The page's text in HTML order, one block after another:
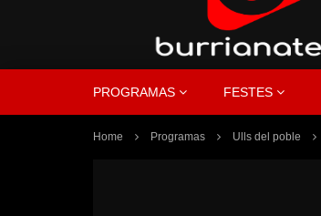
PROGRAMAS FESTES
Home Programas Ulls del poble